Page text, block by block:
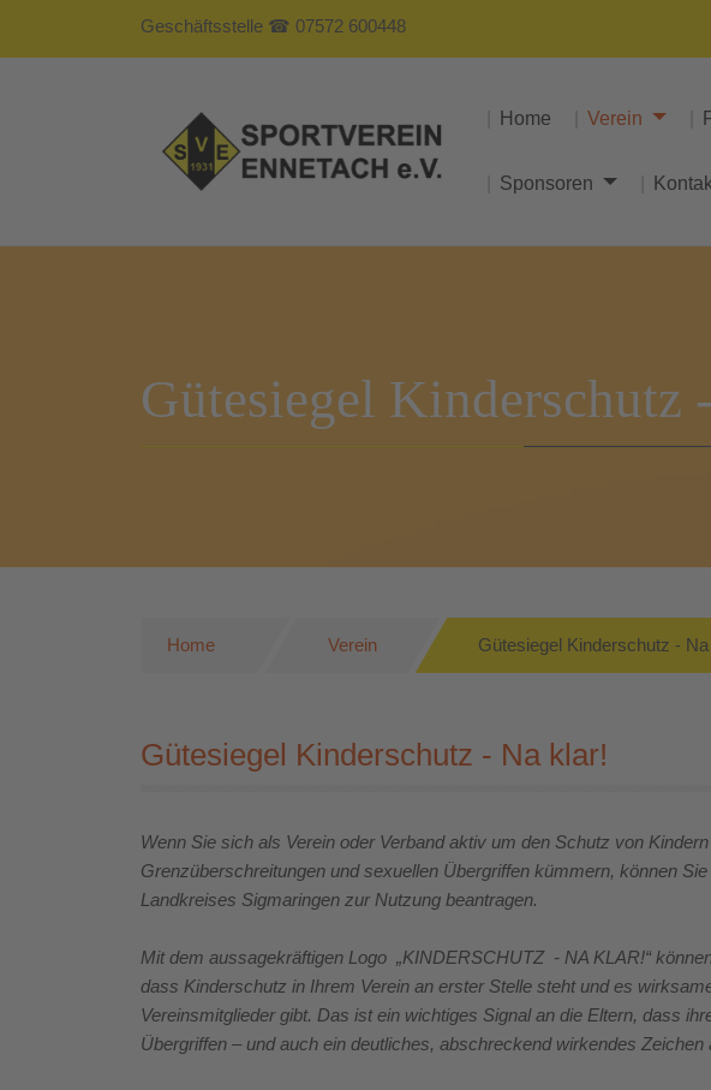
Geschäftsstelle ☎ 07572 600448
Home Verein
Sponsoren
Gütesiegel Kinderschutz
Home Verein Gütesiegel Kinderschutz -
Gütesiegel Kinderschutz - Na klar!
Wenn Sie sich als Verein oder Verband aktiv um den Schutz von
Grenzüberschreitungen und sexuellen Übergriffen kümmern, können
Landkreises Sigmaringen zur Nutzung beantragen.
Mit dem aussagekräftigen Logo „KINDERSCHUTZ - NA KLAR!“
dass Kinderschutz in Ihrem Verein an erster Stelle steht und es
Vereinsmitglieder gibt. Das ist ein wichtiges Signal an die Eltern, dass
Übergriffen – und auch ein deutliches, abschreckend wirkendes Zeichen